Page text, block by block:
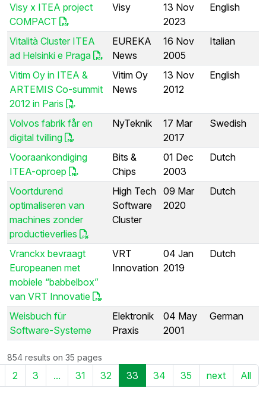
Visy x ITEA project
COMPACT
Visy
13 Nov
2023
English
Vitalità Cluster ITEA
ad Helsinki e Praga
EUREKA
News
16 Nov
2005
Italian
Vitim Oy in ITEA &
ARTEMIS Co-summit
2012 in Paris
Vitim Oy
News
13 Nov
2012
English
Volvos fabrik får en
digital tvilling
NyTeknik
17 Mar
2017
Swedish
Vooraankondiging
ITEA-oproep
Bits &
Chips
01 Dec
2003
Dutch
Voortdurend
optimaliseren van
machines zonder
productieverlies
High Tech
Software
Cluster
09 Mar
2020
Dutch
Vranckx bevraagt
Europeanen met
mobiele “babbelbox”
van VRT Innovatie
VRT
Innovation
04 Jan
2019
Dutch
Weisbuch für
Software-Systeme
Elektronik
Praxis
04 May
2001
German
854 results on 35 pages
2 3 ... 31 32 33 34 35 next All